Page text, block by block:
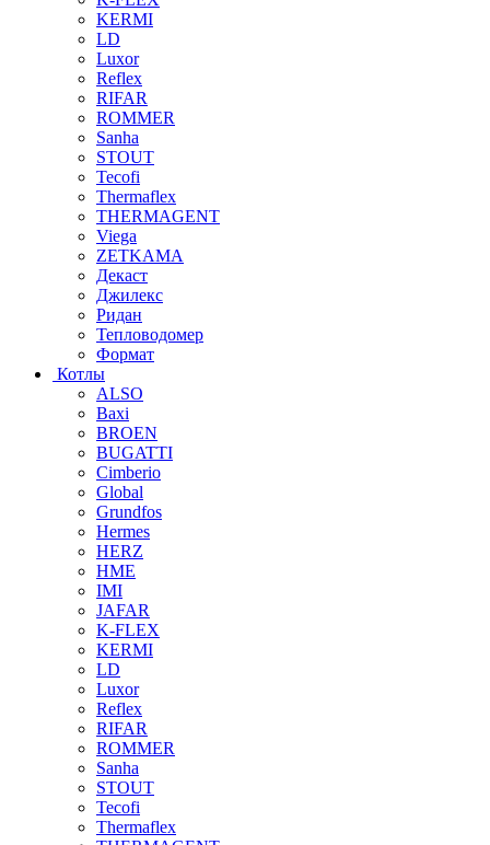
KERMI
LD
Luxor
Reflex
RIFAR
ROMMER
Sanha
STOUT
Tecofi
Thermaflex
THERMAGENT
Viega
ZETKAMA
Декаст
Джилекс
Ридан
Тепловодомер
Формат
Котлы
ALSO
Baxi
BROEN
BUGATTI
Cimberio
Global
Grundfos
Hermes
HERZ
HME
IMI
JAFAR
K-FLEX
KERMI
LD
Luxor
Reflex
RIFAR
ROMMER
Sanha
STOUT
Tecofi
Thermaflex